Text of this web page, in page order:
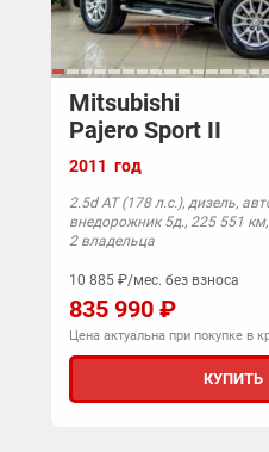
Mitsubishi
Pajero Sport II
2011 год
2.5d АТ (178 л.с.), дизель,
внедорожник 5д., 225 551
2 владельца
10 885 ₽/мес. без взноса
835 990 ₽
Цена актуальна при покупке в
КУПИТЬ